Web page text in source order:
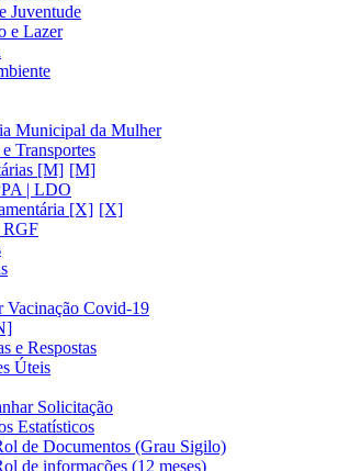
Juventude
e Lazer
Municipal da Mulher
Transportes
[M]
| LDO
[X]
RGF
Vacinação Covid-19
e Respostas
Úteis
Solicitação
Estatísticos
de Documentos (Grau Sigilo)
de informações (12 meses)